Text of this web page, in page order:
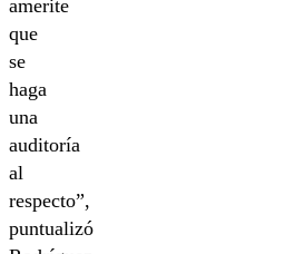
amerite
que
se
haga
una
auditoría
al
respecto”,
puntualizó